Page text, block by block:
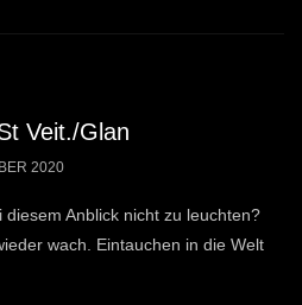
Veit./Glan
2020
Anblick nicht zu leuchten?
wach. Eintauchen in die Welt